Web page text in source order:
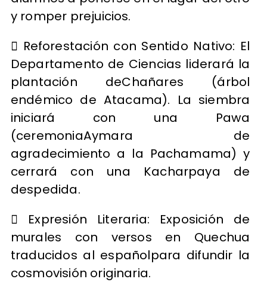
y romper prejuicios.
 Reforestación con Sentido Nativo: El
Departamento de Ciencias liderará la
plantación deChañares (árbol
endémico de Atacama). La siembra
iniciará con una Pawa
(ceremoniaAymara de
agradecimiento a la Pachamama) y
cerrará con una Kacharpaya de
despedida.
 Expresión Literaria: Exposición de
murales con versos en Quechua
traducidos al españolpara difundir la
cosmovisión originaria.